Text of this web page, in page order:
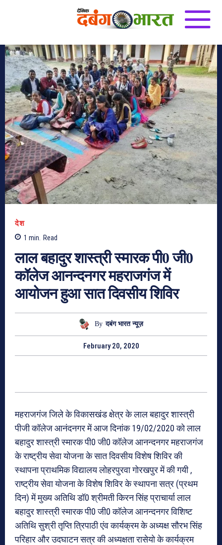
देश
1 min. Read
लाल बहादुर शास्त्री स्मारक पी0 जी0
कॉलेज आनन्दनगर महराजगंज में
आयोजन हुआ सात दिवसीय शिविर
By दबंग भारत न्यूज़
February 20, 2020
महराजगंज जिले के विकासखंड क्षेत्र के लाल बहादुर शास्त्री
पीजी कॉलेज आनंदनगर में आज दिनांक 19/02/2020 को लाल
बहादुर शास्त्री स्मारक पी0 जी0 कॉलेज आनन्दनगर महराजगंज
के राष्ट्रीय सेवा योजना के सात दिवसीय विशेष शिविर की
स्थापना प्राथमिक विद्यालय लोहरपुरवा गोरखपुर में की गयी ,
राष्ट्रीय सेवा योजना के विशेष शिविर के स्थापना सत्र (प्रथम
दिन) में मुख्य अतिथि डॉ0 श्रीमती किरन सिंह प्राचार्या लाल
बहादुर शास्त्री स्मारक पी0 जी0 कॉलेज आनन्दनगर विशिष्ट
अतिथि सुश्री तृप्ति त्रिपाठी एंव कार्यक्रम के अध्यक्ष सौरभ सिंह
परिहार और उदघाटन सत्र की अध्यक्षता रासेयो के कार्यक्रम